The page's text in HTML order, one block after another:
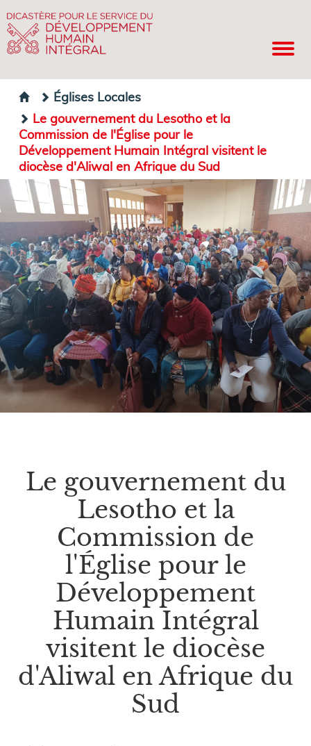
Églises Locales
Le gouvernement du Lesotho et la
Commission de l'Église pour le
Développement Humain Intégral visitent le
diocèse d'Aliwal en Afrique du Sud
Le gouvernement du
Lesotho et la
Commission de
l'Église pour le
Développement
Humain Intégral
visitent le diocèse
d'Aliwal en Afrique du
Sud